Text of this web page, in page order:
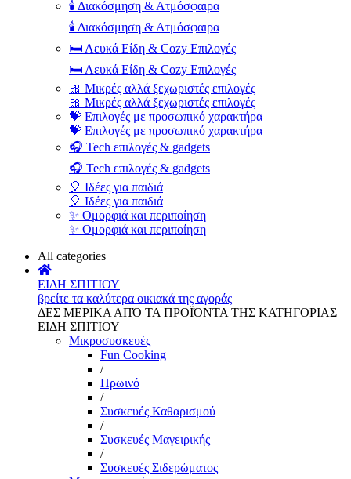
🕯️ Διακόσμηση & Ατμόσφαιρα
🕯️ Διακόσμηση & Ατμόσφαιρα
🛏️ Λευκά Είδη & Cozy Επιλογές
🛏️ Λευκά Είδη & Cozy Επιλογές
🎀 Μικρές αλλά ξεχωριστές επιλογές
🎀 Μικρές αλλά ξεχωριστές επιλογές
💝 Επιλογές με προσωπικό χαρακτήρα
💝 Επιλογές με προσωπικό χαρακτήρα
🎧 Tech επιλογές & gadgets
🎧 Tech επιλογές & gadgets
🎈 Ιδέες για παιδιά
🎈 Ιδέες για παιδιά
✨ Ομορφιά και περιποίηση
✨ Ομορφιά και περιποίηση
All categories
ΕΙΔΗ ΣΠΙΤΙΟΥ
βρείτε τα καλύτερα οικιακά της αγοράς
ΔΕΣ ΜΕΡΙΚΑ ΑΠΌ ΤΑ ΠΡΟΪΌΝΤΑ ΤΗΣ ΚΑΤΗΓΟΡΙΑΣ
ΕΙΔΗ ΣΠΙΤΙΟΥ
Μικροσυσκευές
Fun Cooking
/
Πρωινό
/
Συσκευές Καθαρισμού
/
Συσκευές Μαγειρικής
/
Συσκευές Σιδερώματος